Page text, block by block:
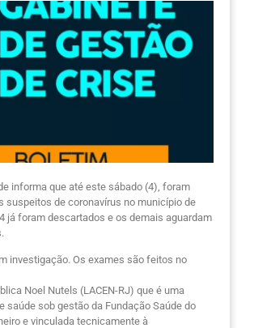
informa que até este sábado (4), foram
suspeitos de coronavírus no município de
já foram descartados e os demais aguardam
investigação. Os exames são feitos no
Noel Nutels (LACEN-RJ) que é uma
saúde sob gestão da Fundação Saúde do
e vinculada tecnicamente à